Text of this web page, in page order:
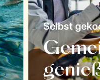
Selbst